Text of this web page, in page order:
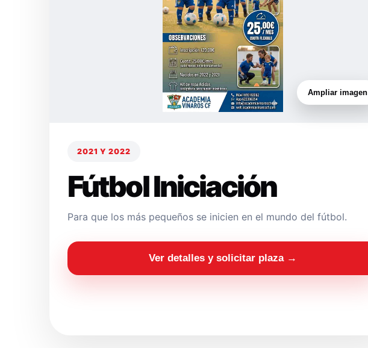
Ampliar imagen
2021 Y 2022
Fútbol Iniciación
Para que los más pequeños se inicien en el mundo del fútbol.
Ver detalles y solicitar plaza →